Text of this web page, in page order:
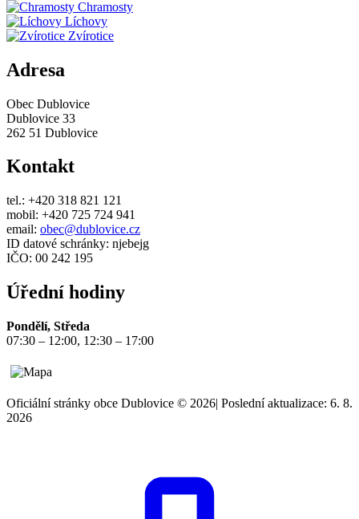
Chramosty
Líchovy
Zvírotice
Adresa
Obec Dublovice
Dublovice 33
262 51 Dublovice
Kontakt
tel.: +420 318 821 121
mobil: +420 725 724 941
email: obec@dublovice.cz
ID datové schránky: njebejg
IČO: 00 242 195
Úřední hodiny
Pondělí, Středa
07:30 – 12:00, 12:30 – 17:00
Oficiální stránky obce Dublovice © 2026| Poslední aktualizace: 6. 8.
2026